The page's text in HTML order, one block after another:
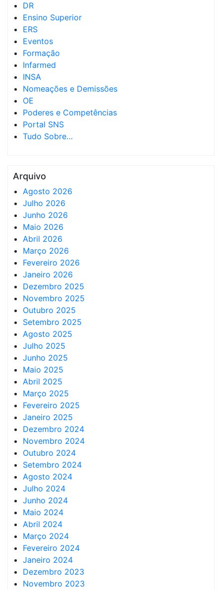
DR
Ensino Superior
ERS
Eventos
Formação
Infarmed
INSA
Nomeações e Demissões
OE
Poderes e Competências
Portal SNS
Tudo Sobre…
Arquivo
Agosto 2026
Julho 2026
Junho 2026
Maio 2026
Abril 2026
Março 2026
Fevereiro 2026
Janeiro 2026
Dezembro 2025
Novembro 2025
Outubro 2025
Setembro 2025
Agosto 2025
Julho 2025
Junho 2025
Maio 2025
Abril 2025
Março 2025
Fevereiro 2025
Janeiro 2025
Dezembro 2024
Novembro 2024
Outubro 2024
Setembro 2024
Agosto 2024
Julho 2024
Junho 2024
Maio 2024
Abril 2024
Março 2024
Fevereiro 2024
Janeiro 2024
Dezembro 2023
Novembro 2023